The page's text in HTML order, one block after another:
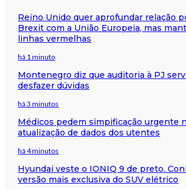
Reino Unido quer aprofundar relação
Brexit com a União Europeia, mas
linhas vermelhas
há 1 minuto
Montenegro diz que auditoria à PJ
desfazer dúvidas
há 3 minutos
Médicos pedem simpificação urgente
atualização de dados dos utentes
há 4 minutos
Hyundai veste o IONIQ 9 de preto.
versão mais exclusiva do SUV elétrico